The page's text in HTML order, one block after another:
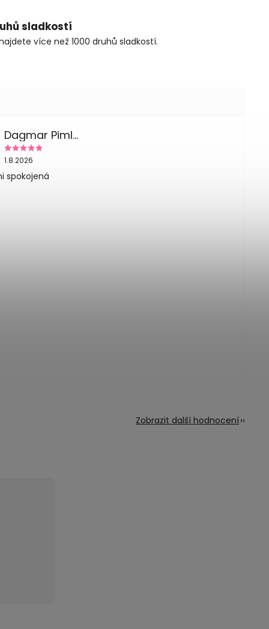
sladkostí
více než 1000 druhů sladkostí.
Dagmar Pimlplova
1.8.2026
spokojená
Zobrazit další hodnocení